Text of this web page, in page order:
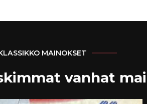
MAINOKSET
vanhat